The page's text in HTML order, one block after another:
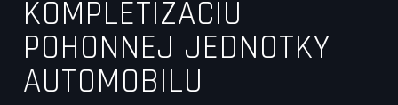
KOMPLETIZÁCIU
POHONNEJ JEDNOTKY
AUTOMOBILU